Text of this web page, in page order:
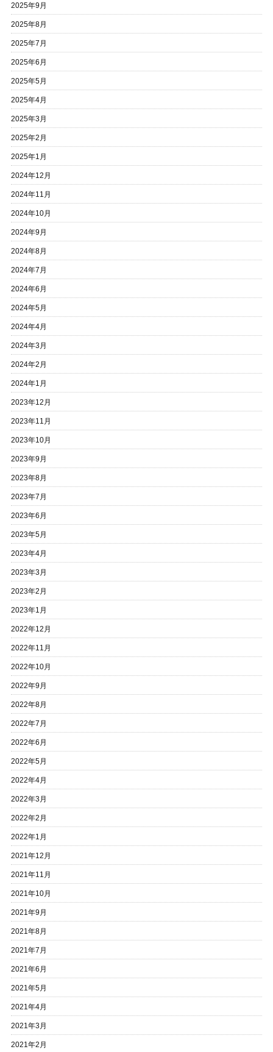
2025年9月
2025年8月
2025年7月
2025年6月
2025年5月
2025年4月
2025年3月
2025年2月
2025年1月
2024年12月
2024年11月
2024年10月
2024年9月
2024年8月
2024年7月
2024年6月
2024年5月
2024年4月
2024年3月
2024年2月
2024年1月
2023年12月
2023年11月
2023年10月
2023年9月
2023年8月
2023年7月
2023年6月
2023年5月
2023年4月
2023年3月
2023年2月
2023年1月
2022年12月
2022年11月
2022年10月
2022年9月
2022年8月
2022年7月
2022年6月
2022年5月
2022年4月
2022年3月
2022年2月
2022年1月
2021年12月
2021年11月
2021年10月
2021年9月
2021年8月
2021年7月
2021年6月
2021年5月
2021年4月
2021年3月
2021年2月